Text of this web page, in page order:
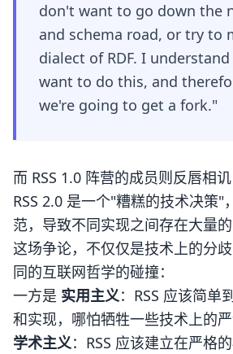
don't want to go down the
and schema road, or try to
dialect of RDF. I
want to do this, and
we're going to get a fork."
而 RSS 1.0 阵营的成员则反唇相
RSS 2.0 是一个"糟糕的技术决策"
范，导致不同实现之间存在大量的
这场争论，不仅仅是技术上的分
同的互联网哲学的碰撞：
一方是 实用主义：RSS 应该简单
和实现，哪怕牺牲一些技术上的
学术主义：RSS 应该建立在严格